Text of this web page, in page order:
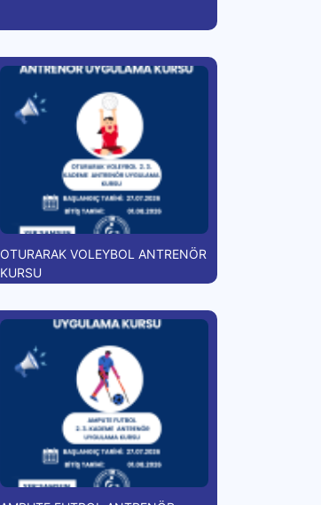
OTURARAK VOLEYBOL ANTRENÖR
KURSU